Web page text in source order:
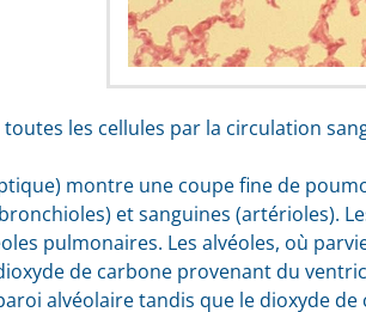
toutes les cellules par la circulation
montre une coupe fine de
et sanguines (artérioles).
pulmonaires. Les alvéoles, où
de carbone provenant du
alvéolaire tandis que le dioxyde